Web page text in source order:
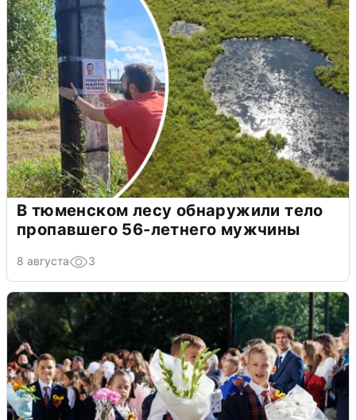
В тюменском лесу обнаружили тело
пропавшего 56-летнего мужчины
8 августа 3